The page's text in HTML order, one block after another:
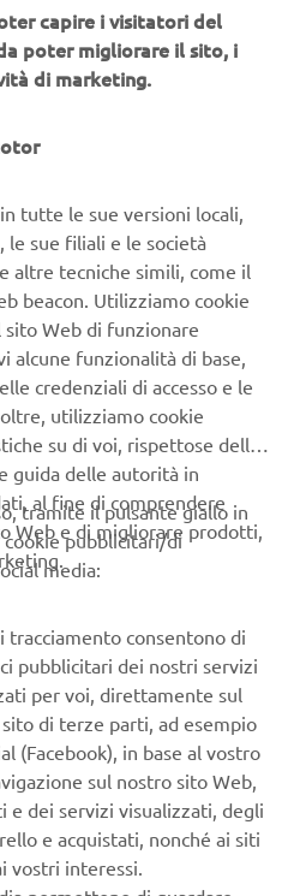
un unico pulsante dedicato
motore singolo 6X9
per applicazioni
di avvio/arresto per
capire i visitatori del
poter migliorare il sito, i
di marketing.
tutte le sue versioni locali,
le sue filiali e le società
altre tecniche simili, come il
beacon. Utilizziamo cookie
Web di funzionare
alcune funzionalità di base,
credenziali di accesso e le
utilizziamo cookie
su di voi, rispettose della
guida delle autorità in
al fine di comprendere
Web e di migliorare prodotti,
tramite il pulsante giallo in
cookie pubblicitari/di
media:
tracciamento consentono di
pubblicitari dei nostri servizi
per voi, direttamente sul
di terze parti, ad esempio
(Facebook), in base al vostro
sul nostro sito Web,
e dei servizi visualizzati, degli
e acquistati, nonché ai siti
vostri interessi.